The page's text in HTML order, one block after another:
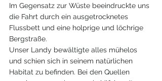
Im Gegensatz zur Wüste beeindruckte uns
die Fahrt durch ein ausgetrocknetes
Flussbett und eine holprige und löchrige
Bergstraße.
Unser Landy bewältigte alles mühelos
und schien sich in seinem natürlichen
Habitat zu befinden. Bei den Quellen